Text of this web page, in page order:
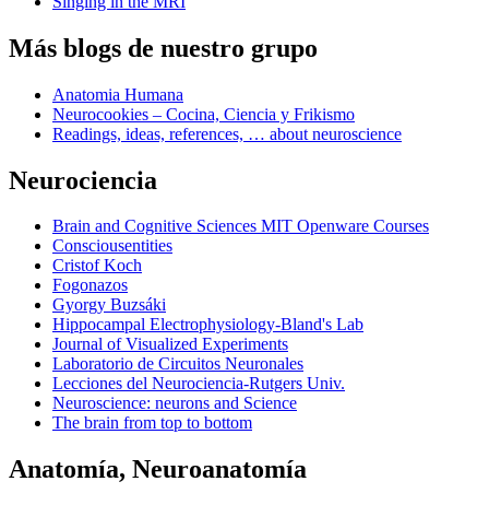
Más blogs de nuestro grupo
Anatomia Humana
Neurocookies – Cocina, Ciencia y Frikismo
Readings, ideas, references, … about neuroscience
Neurociencia
Brain and Cognitive Sciences MIT Openware Courses
Consciousentities
Cristof Koch
Fogonazos
Gyorgy Buzsáki
Hippocampal Electrophysiology-Bland's Lab
Journal of Visualized Experiments
Laboratorio de Circuitos Neuronales
Lecciones del Neurociencia-Rutgers Univ.
Neuroscience: neurons and Science
The brain from top to bottom
Anatomía, Neuroanatomía